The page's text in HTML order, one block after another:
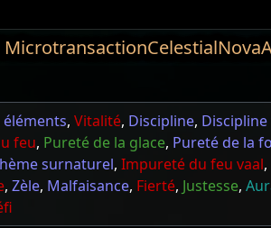
, Vitalité, Discipline, Discipline
feu, Pureté de la glace, Pureté de la
surnaturel, Impureté du feu vaal,
, Zèle, Malfaisance, Fierté, Justesse,